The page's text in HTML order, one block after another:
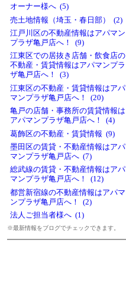
オーナー様へ (5)
売土地情報（埼玉・春日部） (2)
江戸川区の不動産情報はアパマン
プラザ亀戸店へ！ (9)
江東区での居抜き店舗・飲食店の
不動産・賃貸情報はアパマンプラ
ザ亀戸店へ！ (3)
江東区の不動産・賃貸情報はアパ
マンプラザ亀戸店へ！ (20)
亀戸の店舗・事務所の賃貸情報は
アパマンプラザ亀戸店へ！ (4)
葛飾区の不動産・賃貸情報 (9)
墨田区の賃貸・不動産情報はアパ
マンプラザ亀戸店へ (7)
総武線の賃貸・不動産情報はアパ
マンプラザ亀戸店へ！ (12)
都営新宿線の不動産情報はアパマ
ンプラザ亀戸店へ！ (2)
法人ご担当者様へ (1)
※最新情報をブログでチェックできます。